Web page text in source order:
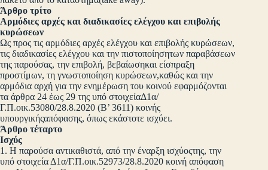
Άρθρο τρίτο
Αρμόδιες αρχές και διαδικασίες ελέγχου και επιβολής
κυρώσεων
Ως προς τις αρμόδιες αρχές ελέγχου και επιβολής κυρώσεων,
τις διαδικασίες ελέγχου και την πιστοποίησητων παραβάσεων
της παρούσας, την επιβολή, βεβαίωσηκαι είσπραξη
προστίμων, τη γνωστοποίηση κυρώσεων,καθώς και την
αρμόδια αρχή για την ενημέρωση του κοινού εφαρμόζονται
τα άρθρα 24 έως 29 της υπό στοιχείαΔ1α/
Γ.Π.οικ.53080/28.8.2020 (Β’ 3611) κοινής
υπουργικήςαπόφασης, όπως εκάστοτε ισχύει.
Άρθρο τέταρτο
Ισχύς
1. Η παρούσα αντικαθιστά, από την έναρξη ισχύοςτης, την
υπό στοιχεία Δ1α/Γ.Π.οικ.52973/28.8.2020 κοινή απόφαση